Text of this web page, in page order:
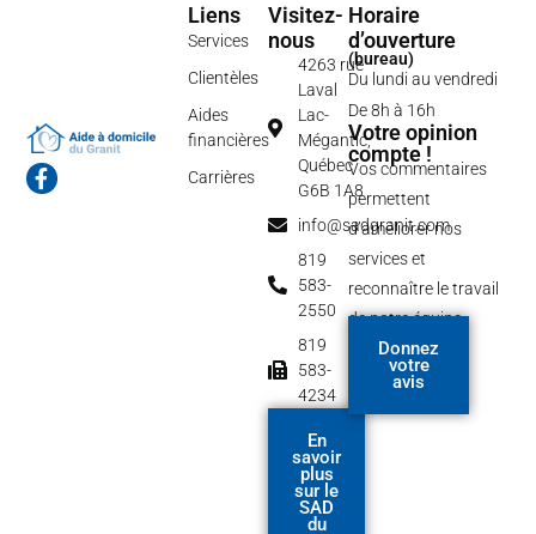
F
a
Liens
Services
Clientèles
Aides
financières
Carrières
Visitez-
nous
4263 rue
Laval
Lac-
Mégantic,
Québec
G6B 1A8
info@sadgranit.com
819
583-
2550
819
583-
4234
En
savoir
plus
sur le
SAD
du
Horaire
d’ouverture
(bureau)
Du lundi au vendredi
De 8h à 16h
Votre opinion
compte !
Vos commentaires
permettent
d’améliorer nos
services et
reconnaître le travail
de notre équipe.
Donnez
votre
avis